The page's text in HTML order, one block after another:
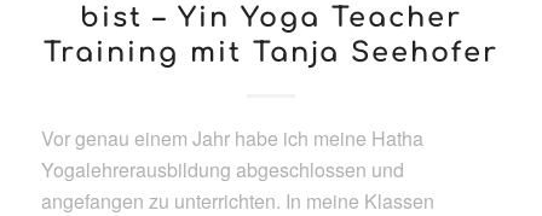
bist – Yin Yoga Teacher
Training mit Tanja Seehofer
Vor genau einem Jahr habe ich meine Hatha
Yogalehrerausbildung abgeschlossen und
angefangen zu unterrichten. In meine Klassen